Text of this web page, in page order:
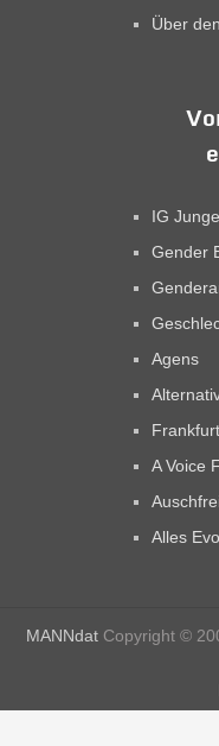
Über
IG
Gender
Agens
A Voice
Alles
MANNdatCopyright ©